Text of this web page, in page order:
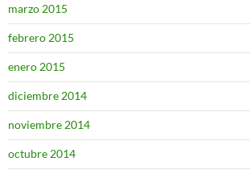
marzo 2015
febrero 2015
enero 2015
diciembre 2014
noviembre 2014
octubre 2014